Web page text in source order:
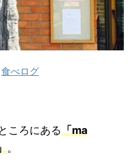
食べログ
ころにある「ma
。